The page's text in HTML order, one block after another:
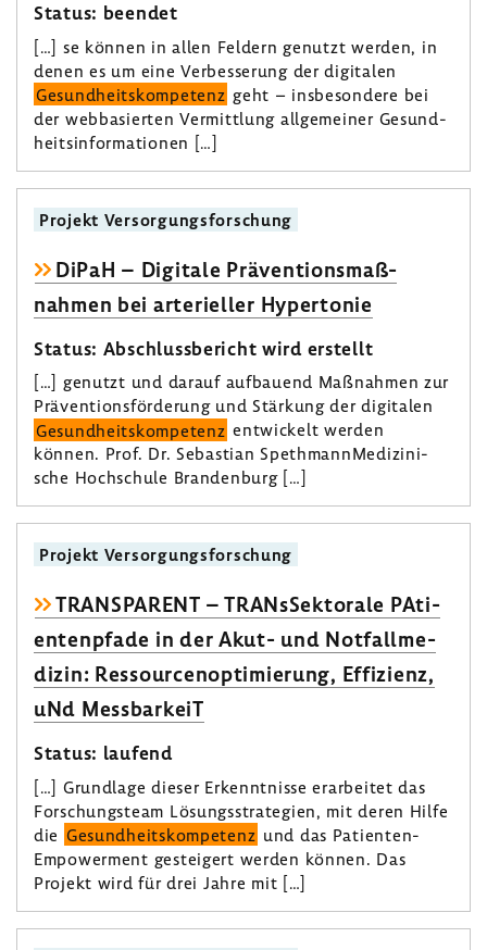
Status: beendet
[…] se können in allen Feldern genutzt werden, in
denen es um eine Verbes­se­rung der digi­talen
Gesund­heits­kom­pe­tenz geht – insbe­son­dere bei
der webba­sierten Vermitt­lung allge­meiner Gesund­
heits­in­for­ma­tionen […]
Projekt Versor­gungs­for­schung
DiPaH – Digi­tale Präven­ti­ons­maß­
nahmen bei arte­ri­eller Hyper­tonie
Status: Abschluss­be­richt wird erstellt
[…] genutzt und darauf aufbauend Maßnahmen zur
Präven­ti­ons­för­de­rung und Stär­kung der digi­talen
Gesund­heits­kom­pe­tenz entwi­ckelt werden
können. Prof. Dr. Sebas­tian Speth­mann­Me­di­zi­ni­
sche Hoch­schule Bran­den­burg […]
Projekt Versor­gungs­for­schung
TRANS­PA­RENT – TRANs­Sek­to­rale PAti­
en­ten­pfade in der Akut- und Notfall­me­
dizin: Ressour­cen­op­ti­mie­rung, Effi­zienz,
uNd Mess­bar­keiT
Status: laufend
[…] Grund­lage dieser Erkennt­nisse erar­beitet das
Forschungs­team Lösungs­stra­te­gien, mit deren Hilfe
die Gesund­heits­kom­pe­tenz und das Patienten-​
Empowerment gestei­gert werden können. Das
Projekt wird für drei Jahre mit […]